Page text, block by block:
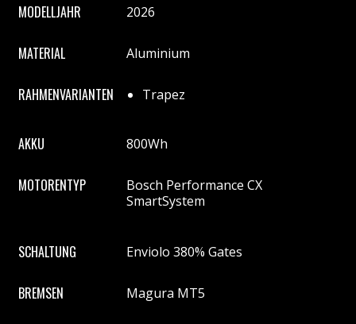
MODELLJAHR 2026
MATERIAL Aluminium
RAHMENVARIANTEN Trapez
AKKU 800Wh
MOTORENTYP
Bosch Performance CX
SmartSystem
SCHALTUNG Enviolo 380% Gates
BREMSEN Magura MT5